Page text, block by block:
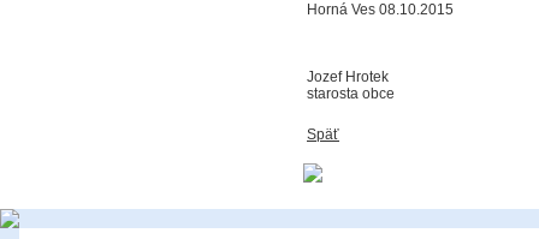
Horná Ves 08.10.2015
Jozef Hrotek
starosta obce
Späť